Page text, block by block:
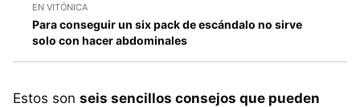
EN VITÓNICA
Para conseguir un six pack de escándalo no sirve
solo con hacer abdominales
Estos son seis sencillos consejos que pueden